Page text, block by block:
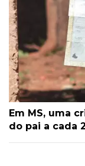
Em MS, uma
do pai a cada